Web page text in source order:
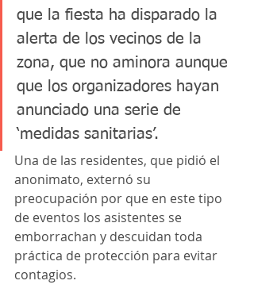
que la fiesta ha disparado la
alerta de los vecinos de la
zona, que no aminora aunque
que los organizadores hayan
anunciado una serie de
‘medidas sanitarias’.
Una de las residentes, que pidió el
anonimato, externó su
preocupación por que en este tipo
de eventos los asistentes se
emborrachan y descuidan toda
práctica de protección para evitar
contagios.